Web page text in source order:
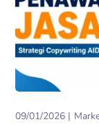
09/01/2026